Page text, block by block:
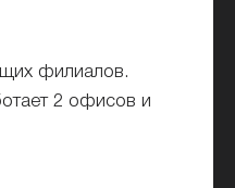
филиалов.
2 офисов и